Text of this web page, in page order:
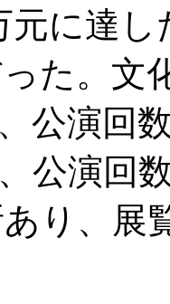
元に達
た。文
公演回
公演回
り、展